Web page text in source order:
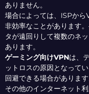
ありません。
場合によっては、ISPか
非効率なことがあります
タが遠回りして複数のネ
あります。
ゲーミング向けVPNは、
ットロスの原因となって
回避できる場合がありま
その他のインターネット